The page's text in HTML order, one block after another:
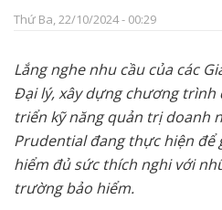
Thứ Ba, 22/10/2024 - 00:29
Lắng nghe nhu cầu của các
Đại lý, xây dựng chương
triển kỹ năng quản trị doanh
Prudential đang thực hiện để
hiểm đủ sức thích nghi với
trường bảo hiểm.